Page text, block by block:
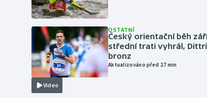
Video
OSTATNÍ
Český orientační běh
střední trati vyhrál,
bronz
Aktualizováno před 27 min